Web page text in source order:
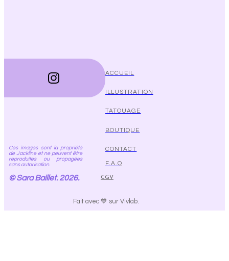
ACCUEIL
TATOUAGE
ILLUSTRATION
BOUTIQUE
CGV
F.A.Q
CONTACT
Ces images sont la propriété
de Jackline et ne peuvent être
reproduites ou propagées
sans autorisation.
© Sara Baillet. 2026.
Fait avec 💙 sur Vivlab.